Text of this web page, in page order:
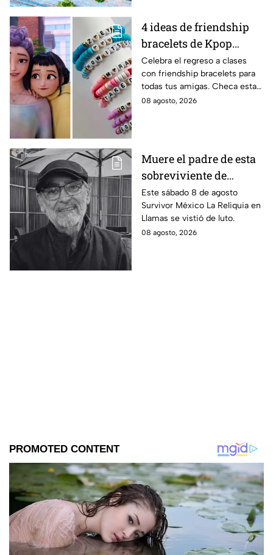
4 ideas de friendship
bracelets de Kpop
Demon Hunters para
intercambiar con tus
mejores amigas este
regreso a clases
Celebra el regreso a clases
con friendship bracelets para
todas tus amigas. Checa estas
4 ideas inspiradas en Kpop
08 agosto, 2026
Muere el padre de esta
sobreviviente de
Survivor México La
Reliquia en Llamas
Este sábado 8 de agosto
Survivor México La Reliquia en
Llamas se vistió de luto.
08 agosto, 2026